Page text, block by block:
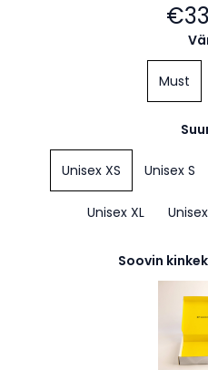
Must
Unisex XS Unisex S
Unisex XL
Soovin